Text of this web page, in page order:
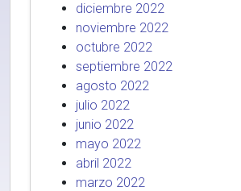
diciembre 2022
noviembre 2022
octubre 2022
septiembre 2022
agosto 2022
julio 2022
junio 2022
mayo 2022
abril 2022
marzo 2022